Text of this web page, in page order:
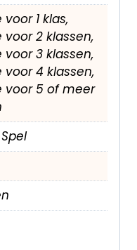
1 klas,
voor 2 klassen,
voor 3 klassen,
voor 4 klassen,
voor 5 of meer